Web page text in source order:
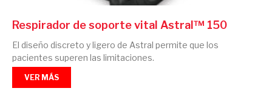
Respirador de soporte vital Astral™ 150
El diseño discreto y ligero de Astral permite que los
pacientes superen las limitaciones.
VER MÁS